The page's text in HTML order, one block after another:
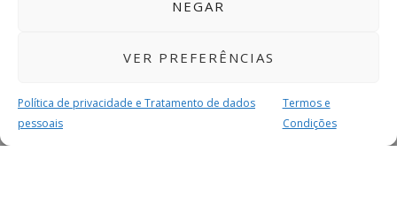
NEGAR
VER PREFERÊNCIAS
Política de privacidade e Tratamento de dados
pessoais
Termos e
Condições